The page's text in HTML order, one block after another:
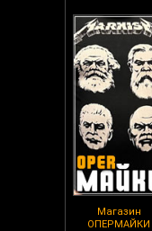
Магазин
ОПЕРМАЙКИ